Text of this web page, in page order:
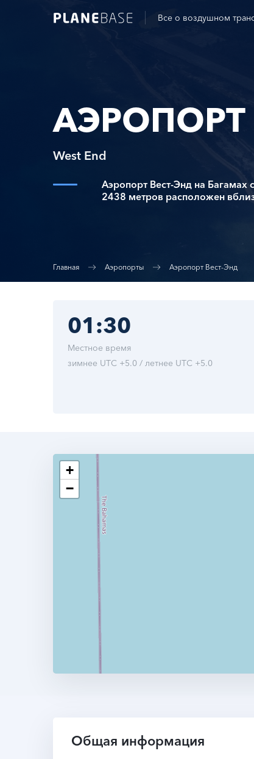
Все о воздушном
АЭРОПОРТ
West End
Аэропорт Вест-Энд на
2438 метров расположен
Главная Аэропорты Аэропорт Вест-Энд
01:30
Местное время
зимнее UTC +5.0 / летнее UTC +5.0
+
−
Общая информация